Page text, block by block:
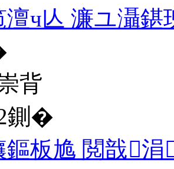
澶ч亾 濂ユ灄鍖
背
鍘�
鏂板尯 閲戠